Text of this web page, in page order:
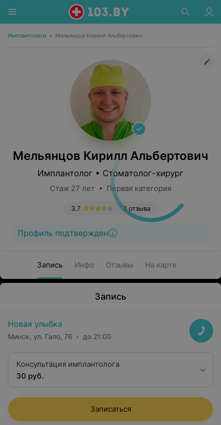
Имплантологи • Мельянцов Кирилл Альбертович
Мельянцов Кирилл Альбертович
Имплантолог • Стоматолог-хирург
Стаж 27 лет • Первая категория
3 отзыва
3.7
Профиль подтвержден
Запись Инфо Отзывы На карте
Запись
Новая улыбка
Минск, ул. Гало, 76 до 21:00
Консультация имплантолога
30 руб.
Записаться